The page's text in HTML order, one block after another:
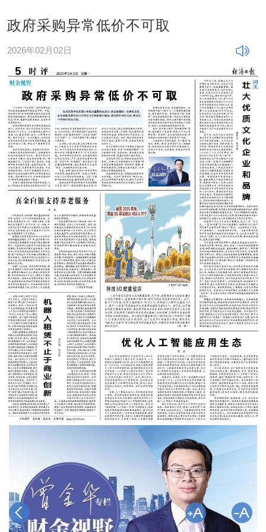
政府采购异常低价不可取
2026年02月02日